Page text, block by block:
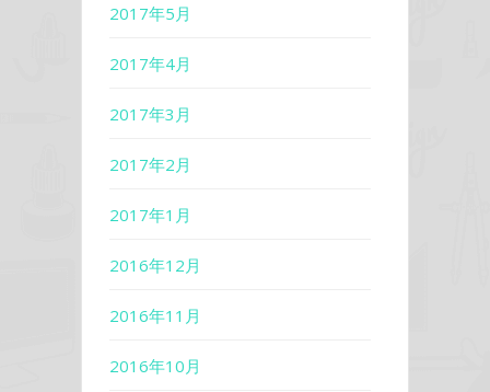
2017年5月
2017年4月
2017年3月
2017年2月
2017年1月
2016年12月
2016年11月
2016年10月